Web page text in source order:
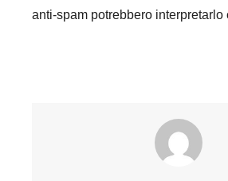
anti-spam potrebbero interpretarlo